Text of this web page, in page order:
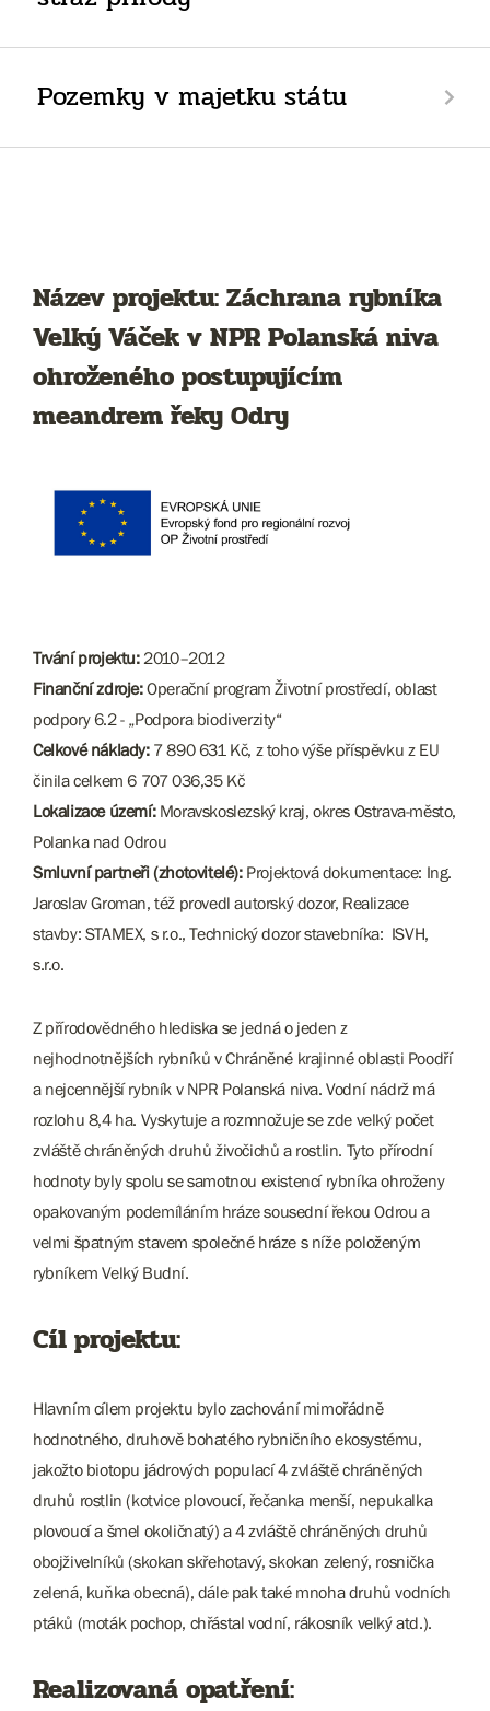
Pozemky v majetku státu
Název projektu: Záchrana rybníka
Velký Váček v NPR Polanská niva
ohroženého postupujícím
meandrem řeky Odry
Trvání projektu: 2010–2012
Finanční zdroje:Operační program Životní prostředí, oblast
podpory 6.2 - „Podpora biodiverzity“
Celkové náklady:7 890 631 Kč, z toho výše příspěvku z EU
činila celkem 6 707 036,35 Kč
Lokalizace území: Moravskoslezský kraj, okres Ostrava-město,
Polanka nad Odrou
Smluvní partneři (zhotovitelé): Projektová dokumentace: Ing.
Jaroslav Groman, též provedl autorský dozor, Realizace
stavby: STAMEX, s r.o., Technický dozor stavebníka: ISVH,
s.r.o.
Z přírodovědného hlediska se jedná o jeden z
nejhodnotnějších rybníků v Chráněné krajinné oblasti Poodří
a nejcennější rybník v NPR Polanská niva. Vodní nádrž má
rozlohu 8,4 ha. Vyskytuje a rozmnožuje se zde velký počet
zvláště chráněných druhů živočichů a rostlin. Tyto přírodní
hodnoty byly spolu se samotnou existencí rybníka ohroženy
opakovaným podemíláním hráze sousední řekou Odrou a
velmi špatným stavem společné hráze s níže položeným
rybníkem Velký Budní.
Cíl projektu:
Hlavním cílem projektu bylo zachování mimořádně
hodnotného, druhově bohatého rybničního ekosystému,
jakožto biotopu jádrových populací 4 zvláště chráněných
druhů rostlin (kotvice plovoucí, řečanka menší, nepukalka
plovoucí a šmel okoličnatý) a 4 zvláště chráněných druhů
obojživelníků (skokan skřehotavý, skokan zelený, rosnička
zelená, kuňka obecná), dále pak také mnoha druhů vodních
ptáků (moták pochop, chřástal vodní, rákosník velký atd.).
Realizovaná opatření: